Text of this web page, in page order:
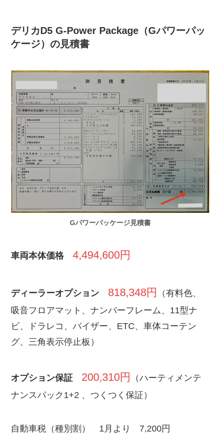
デリカD5 G-Power Package（Gパワーパッ
ケージ）の見積書
Gパワーパッケージ見積書
車両本体価格 4,494,600円
ディーラーオプション 818,348円
（有料色、
吸音フロアマット、ナンバーフレーム、11型ナ
ビ、ドラレコ、バイザー、ETC、車体コーテン
グ、三角表示停止板）
オプション保証 200,310円
（ハーティメンテ
ナンスパック1+2 、つくつく保証）
自動車税（種別割） 1月より 7,200円